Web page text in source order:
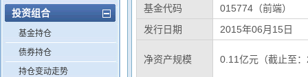
投资组合
基金持仓
债券持仓
持仓变动走势
基金代码
015774（前端）
发行日期
2015年06月15日
净资产规模 0.11亿元（截止至